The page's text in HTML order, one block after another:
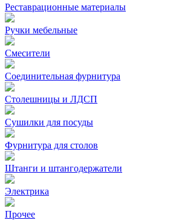
Реставрационные материалы
Ручки мебельные
Смесители
Соединительная фурнитура
Столешницы и ЛДСП
Сушилки для посуды
Фурнитура для столов
Штанги и штангодержатели
Электрика
Прочее